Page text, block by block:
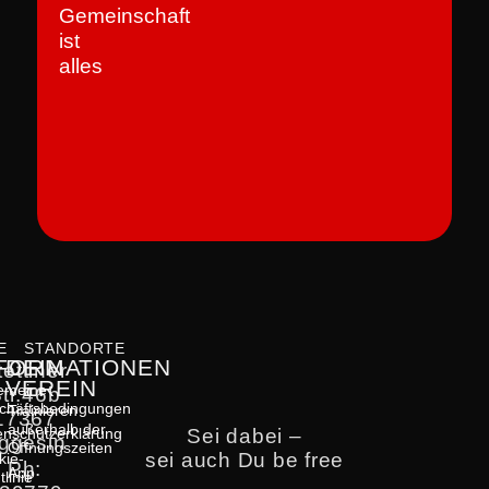
Gemeinschaft
ist
alles
Sei dabei –
sei auch Du be free
STANDORTE
Ph:
DEIN
VEREIN
Trainieren
außerhalb der
Öffnungszeiten
App